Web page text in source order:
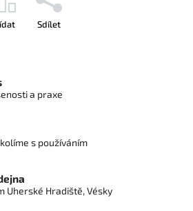
Sdílet
a praxe
s používáním
Uherské Hradiště, Vésky